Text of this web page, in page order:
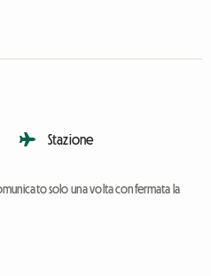
Stazione
solo una volta confermata la